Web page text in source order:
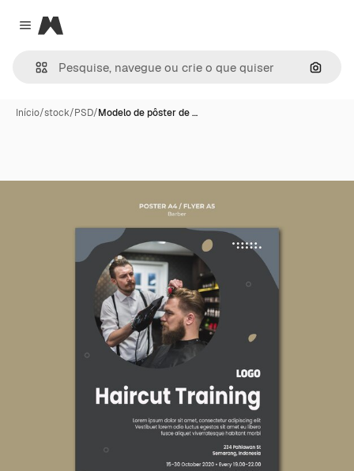
Close menu
Magnific
Início/stock/PSD/Modelo de pôster de …